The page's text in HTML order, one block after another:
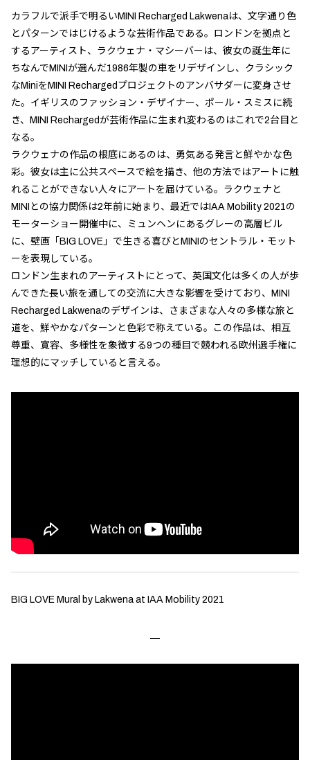
カラフルで派手で明るいMINI Recharged Lakwenaは、文字通り色
とパターンではじけるような芸術作品である。ロンドンを拠点と
するアーティスト、ラクウェナ・マシーバーは、彼女の誕生年に
ちなんでMINIが選んだ1986年製の車をリデザインし、クラシック
なMiniをMINI Rechargedプロジェクトのアンバサダーに変身させ
た。イギリスのファッション・デザイナー、ポール・スミスに続
き、MINI Rechargedが芸術作品に生まれ変わるのはこれで2台目と
なる。
ラクウェナの作品の根底にあるのは、勇気ある発言と鮮やかな色
彩。彼女は主に公共スペースで絵を描き、他の方法ではアートに触
れることができない人々にアートを届けている。ラクウェナと
MINIとの協力関係は2年前に始まり、最近ではIAA Mobility 2021の
モーターショー開催中に、ミュンヘンにあるグレーの高層ビル
に、壁画「BIG LOVE」で生きる喜びとMINIのセントラル・モット
ーを表現している。
ロンドン生まれのアーティストにとって、英国文化は多くの人が歩
んできた長い旅を通しての交流に大きな影響を受けており、MINI
Recharged Lakwenaのデザインは、さまざまな人々の多様な旅と
道を、鮮やかなパターンと色彩で称えている。この作品は、相互
尊重、寛容、多様性を象徴する9つの種目で競われる欧州選手権に
理想的にマッチしていると言える。
BIG LOVE Mural by Lakwena at IAA Mobility 2021